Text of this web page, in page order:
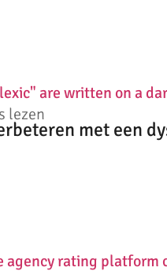
lezen
met een